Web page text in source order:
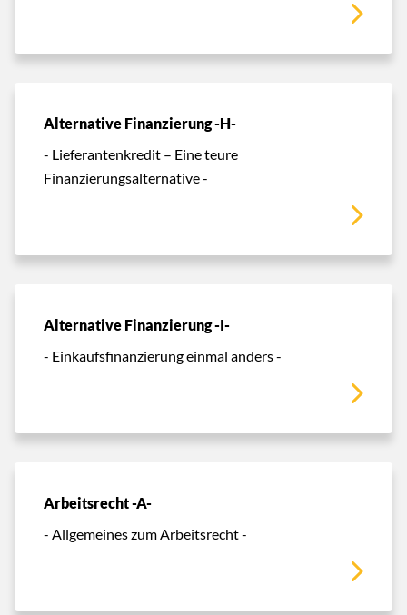
Alternative Finanzierung -H-
- Lieferantenkredit – Eine teure
Finanzierungsalternative -
Alternative Finanzierung -I-
- Einkaufsfinanzierung einmal anders -
Arbeitsrecht -A-
- Allgemeines zum Arbeitsrecht -